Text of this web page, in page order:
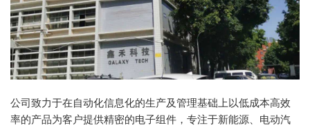
公司致力于在自动化信息化的生产及管理基础上以低成本高效
率的产品为客户提供精密的电子组件，专注于新能源、电动汽